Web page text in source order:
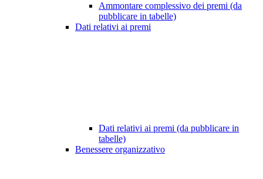
Ammontare complessivo dei premi (da
pubblicare in tabelle)
Dati relativi ai premi
Dati relativi ai premi (da pubblicare in
tabelle)
Benessere organizzativo